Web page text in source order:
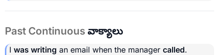
Past Continuous వాక్యాలు
I was writing an email when the manager called.